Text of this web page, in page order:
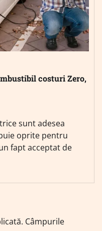
costuri Zero,
sunt adesea
oprite pentru
fapt acceptat de
Câmpurile